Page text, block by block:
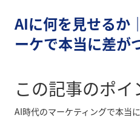
AIに何を見せるか
ーケで本当に差が
この記事のポイ
AI時代のマーケティングで本当